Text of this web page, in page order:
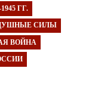
ГГ.
СИЛЫ
ВОЙНА